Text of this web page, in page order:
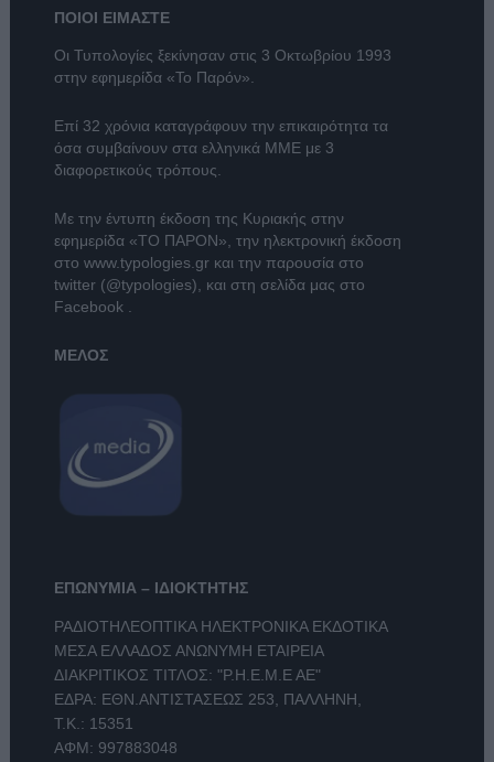
ΠΟΙΟΙ ΕΙΜΑΣΤΕ
Οι Τυπολογίες ξεκίνησαν στις 3 Οκτωβρίου 1993
στην εφημερίδα «Το Παρόν».
Επί 32 χρόνια καταγράφουν την επικαιρότητα τα
όσα συμβαίνουν στα ελληνικά ΜΜΕ με 3
διαφορετικούς τρόπους.
Με την έντυπη έκδοση της Κυριακής στην
εφημερίδα «ΤΟ ΠΑΡΟΝ» , την ηλεκτρονική έκδοση
στο www.typologies.grκαι την παρουσία στο
twitter (@typologies) , και στη σελίδα μας στο
Facebook
ΜΕΛΟΣ
ΕΠΩΝΥΜΙΑ – ΙΔΙΟΚΤΗΤΗΣ
ΡΑΔΙΟΤΗΛΕΟΠΤΙΚΑ ΗΛΕΚΤΡΟΝΙΚΑ ΕΚΔΟΤΙΚΑ
ΜΕΣΑ ΕΛΛΑΔΟΣ ΑΝΩΝΥΜΗ ΕΤΑΙΡΕΙΑ
ΔΙΑΚΡΙΤΙΚΟΣ ΤΙΤΛΟΣ: "Ρ.Η.Ε.Μ.Ε ΑΕ"
ΕΔΡΑ: ΕΘΝ.ΑΝΤΙΣΤΑΣΕΩΣ 253, ΠΑΛΛΗΝΗ,
Τ.Κ.: 15351
ΑΦΜ: 997883048